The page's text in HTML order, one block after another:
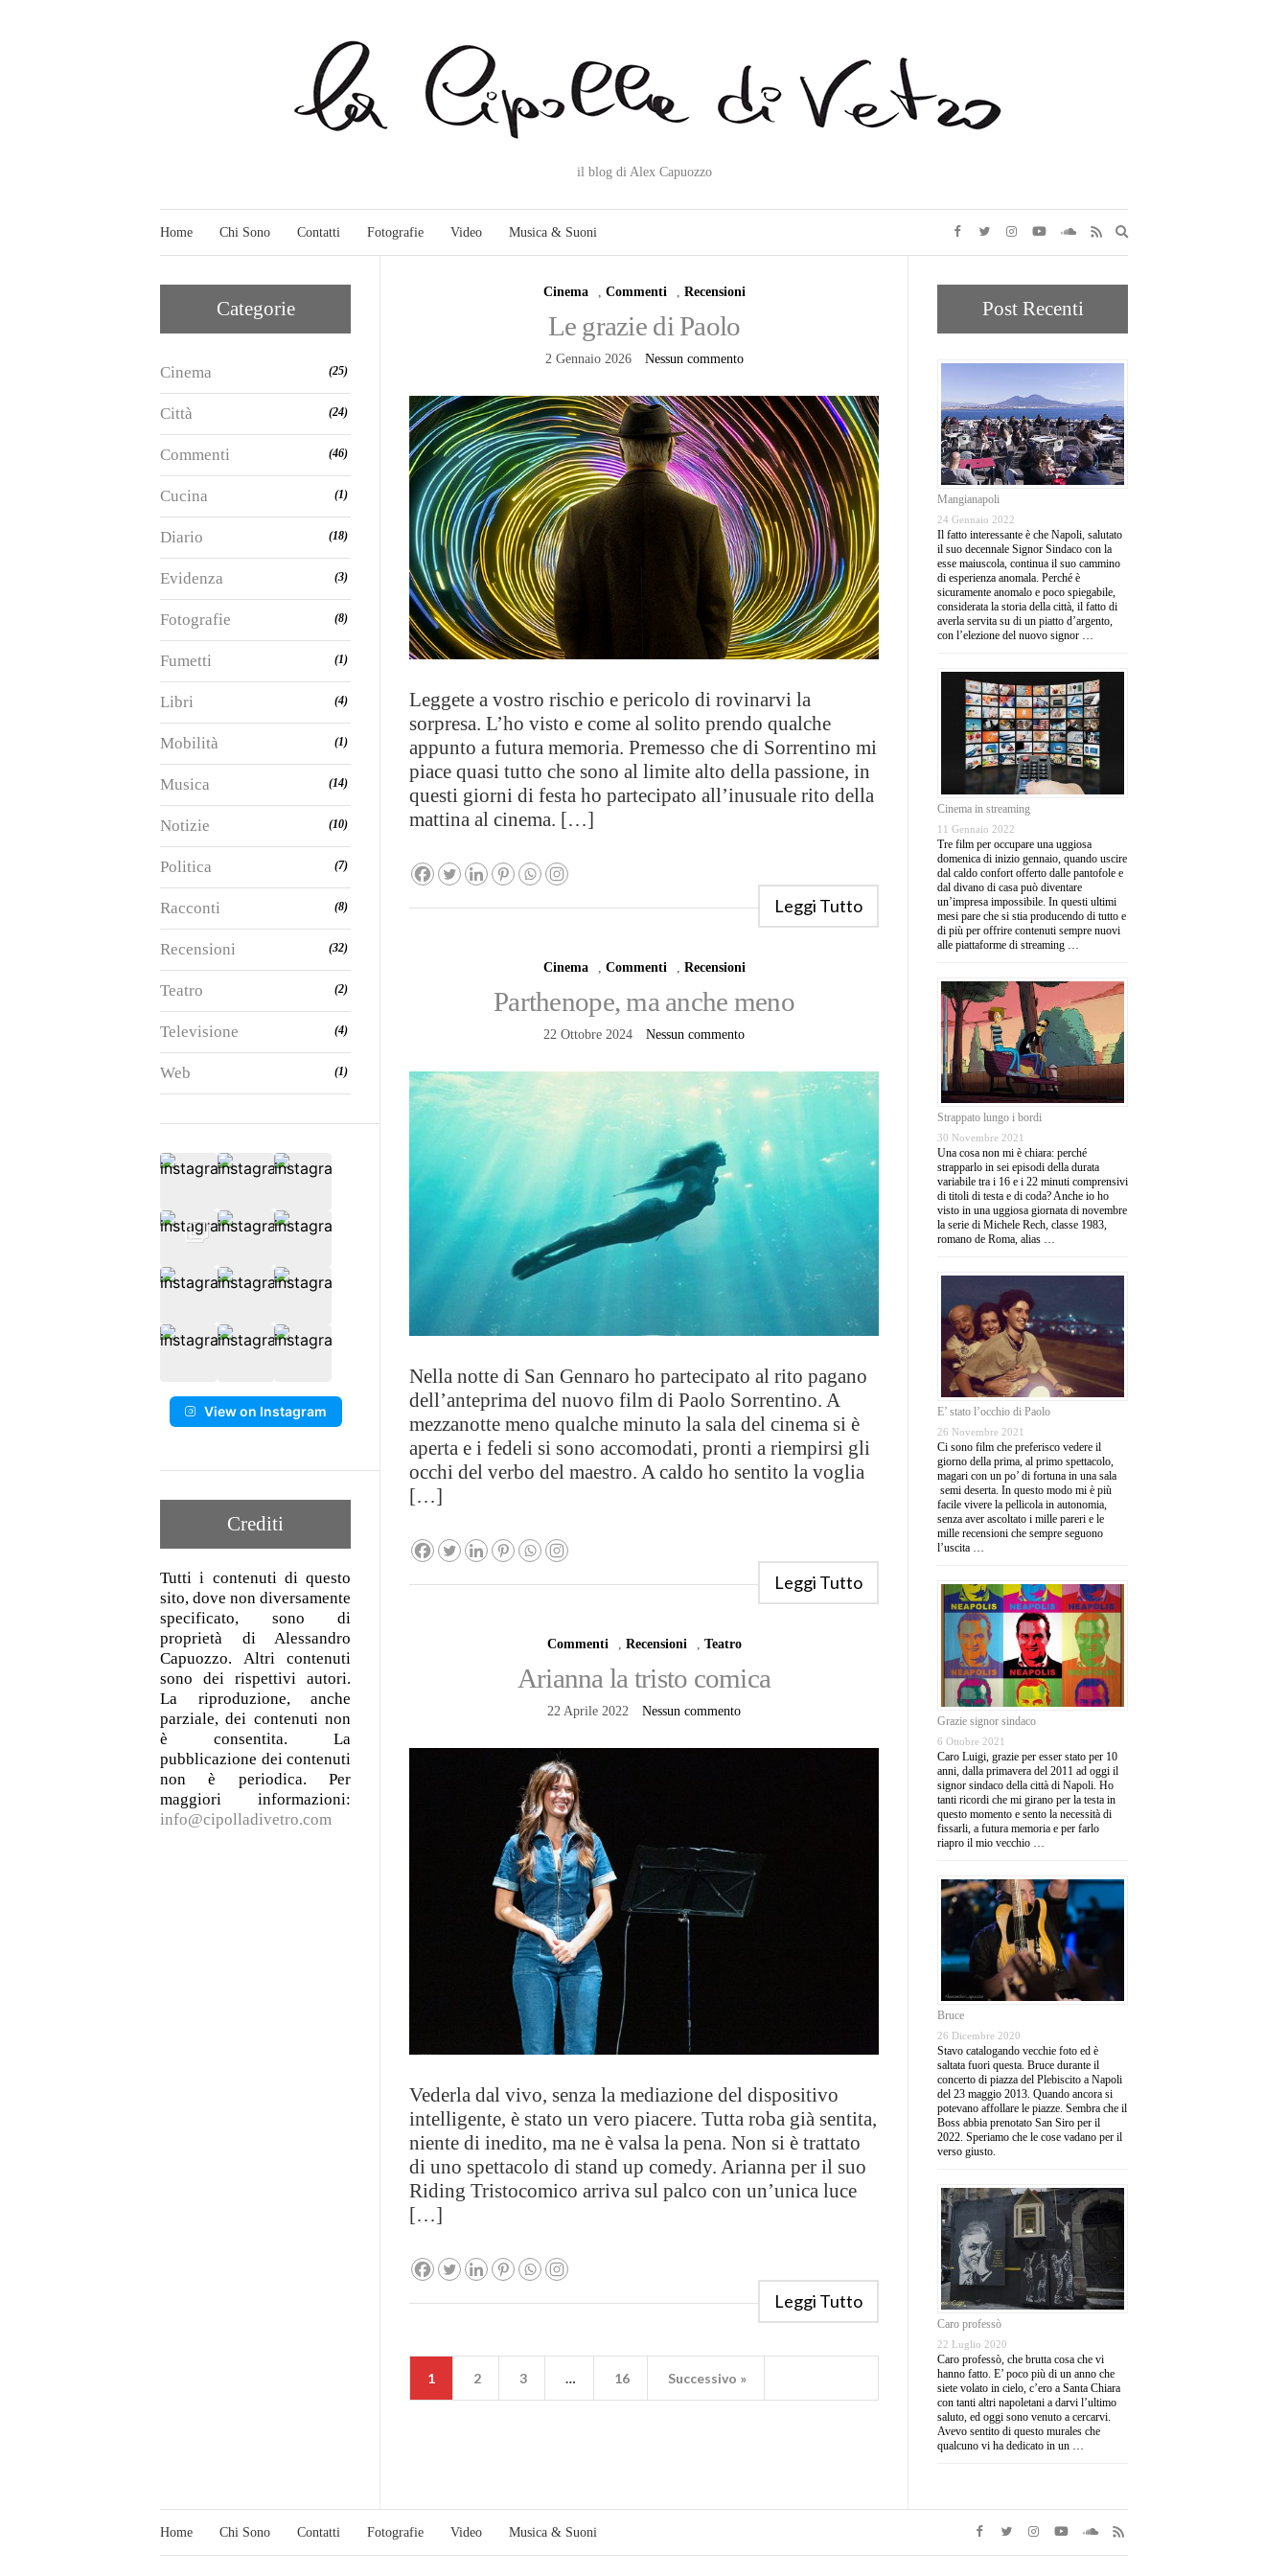
il blog di Alex Capuozzo
Home Chi Sono Contatti Fotografie Video Musica & Suoni
form
Cinema , Commenti , Recensioni
Le grazie di Paolo
2 Gennaio 2026 Nessun commento
Leggete a vostro rischio e pericolo di rovinarvi la
sorpresa. L’ho visto e come al solito prendo qualche
appunto a futura memoria. Premesso che di Sorrentino mi
piace quasi tutto che sono al limite alto della passione, in
questi giorni di festa ho partecipato all’inusuale rito della
mattina al cinema. […]
Leggi Tutto
Cinema , Commenti , Recensioni
Parthenope, ma anche meno
22 Ottobre 2024 Nessun commento
Nella notte di San Gennaro ho partecipato al rito pagano
dell’anteprima del nuovo film di Paolo Sorrentino. A
mezzanotte meno qualche minuto la sala del cinema si è
aperta e i fedeli si sono accomodati, pronti a riempirsi gli
occhi del verbo del maestro. A caldo ho sentito la voglia
[…]
Leggi Tutto
Commenti Recensioni Teatro
Arianna la tristo comica
22 Aprile 2022 Nessun commento
Vederla dal vivo, senza la mediazione del dispositivo
intelligente, è stato un vero piacere. Tutta roba già sentita,
niente di inedito, ma ne è valsa la pena. Non si è trattato
di uno spettacolo di stand up comedy. Arianna per il suo
Riding Tristocomico arriva sul palco con un’unica luce
[…]
Leggi Tutto
1 2 3 … 16 Successivo »
Categorie
Cinema (25)
Città (24)
Commenti (46)
Cucina (1)
Diario (18)
Evidenza (3)
Fotografie (8)
Fumetti (1)
Libri (4)
Mobilità (1)
Musica (14)
Notizie (10)
Politica (7)
Racconti (8)
Recensioni (32)
Teatro (2)
Televisione (4)
Web (1)
View on Instagram
Crediti
Tutti i contenuti di questo
sito, dove non diversamente
specificato, sono di
proprietà di Alessandro
Capuozzo. Altri contenuti
sono dei rispettivi autori.
La riproduzione, anche
parziale, dei contenuti non
è consentita. La
pubblicazione dei contenuti
non è periodica. Per
maggiori informazioni:
info@cipolladivetro.com
Post Recenti
Mangianapoli
24 Gennaio 2022
Il fatto interessante è che Napoli, salutato
il suo decennale Signor Sindaco con la
esse maiuscola, continua il suo cammino
di esperienza anomala. Perché è
sicuramente anomalo e poco spiegabile,
considerata la storia della città, il fatto di
averla servita su di un piatto d’argento,
con l’elezione del nuovo signor …
Cinema in streaming
11 Gennaio 2022
Tre film per occupare una uggiosa
domenica di inizio gennaio, quando uscire
dal caldo confort offerto dalle pantofole e
dal divano di casa può diventare
un’impresa impossibile. In questi ultimi
mesi pare che si stia producendo di tutto e
di più per offrire contenuti sempre nuovi
alle piattaforme di streaming …
Strappato lungo i bordi
30 Novembre 2021
Una cosa non mi è chiara: perché
strapparlo in sei episodi della durata
variabile tra i 16 e i 22 minuti comprensivi
di titoli di testa e di coda? Anche io ho
visto in una uggiosa giornata di novembre
la serie di Michele Rech, classe 1983,
romano de Roma, alias …
E’ stato l’occhio di Paolo
26 Novembre 2021
Ci sono film che preferisco vedere il
giorno della prima, al primo spettacolo,
magari con un po’ di fortuna in una sala
semi deserta. In questo modo mi è più
facile vivere la pellicola in autonomia,
senza aver ascoltato i mille pareri e le
mille recensioni che sempre seguono
l’uscita …
Grazie signor sindaco
6 Ottobre 2021
Caro Luigi, grazie per esser stato per 10
anni, dalla primavera del 2011 ad oggi il
signor sindaco della città di Napoli. Ho
tanti ricordi che mi girano per la testa in
questo momento e sento la necessità di
fissarli, a futura memoria e per farlo
riapro il mio vecchio …
Bruce
26 Dicembre 2020
Stavo catalogando vecchie foto ed è
saltata fuori questa. Bruce durante il
concerto di piazza del Plebiscito a Napoli
del 23 maggio 2013. Quando ancora si
potevano affollare le piazze. Sembra che il
Boss abbia prenotato San Siro per il
2022. Speriamo che le cose vadano per il
verso giusto.
Caro professò
22 Luglio 2020
Caro professò, che brutta cosa che vi
hanno fatto. E’ poco più di un anno che
siete volato in cielo, c’ero a Santa Chiara
con tanti altri napoletani a darvi l’ultimo
saluto, ed oggi sono venuto a cercarvi.
Avevo sentito di questo murales che
qualcuno vi ha dedicato in un …
Home Chi Sono Contatti Fotografie Video Musica & Suoni